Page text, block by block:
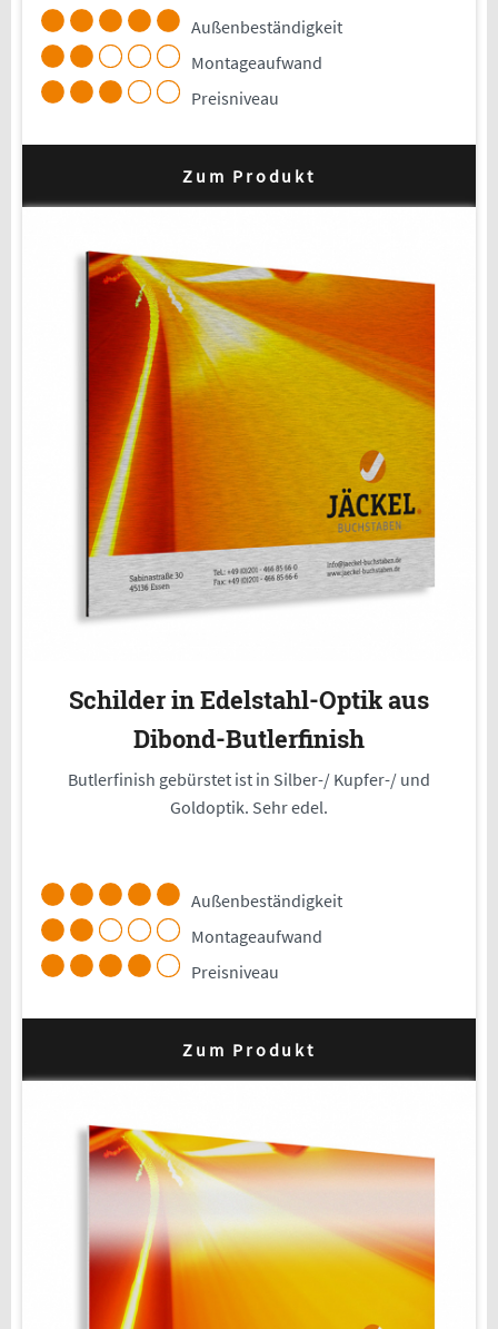
Außenbeständigkeit
Montageaufwand
Preisniveau
Zum Produkt
Schilder in Edelstahl-Optik aus
Dibond-Butlerfinish
Butlerfinish gebürstet ist in Silber-/ Kupfer-/ und
Goldoptik. Sehr edel.
Außenbeständigkeit
Montageaufwand
Preisniveau
Zum Produkt